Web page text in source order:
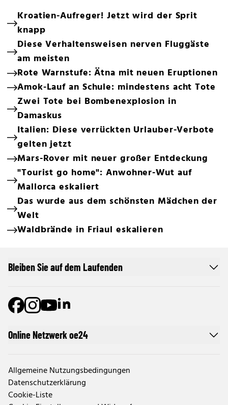
Kroatien-Aufreger! Jetzt wird der Sprit
knapp
Diese Verhaltensweisen nerven Fluggäste
am meisten
Rote Warnstufe: Ätna mit neuen Eruptionen
Amok-Lauf an Schule: mindestens acht Tote
Zwei Tote bei Bombenexplosion in
Damaskus
Italien: Diese verrückten Urlauber-Verbote
gelten jetzt
Mars-Rover mit neuer großer Entdeckung
"Tourist go home": Anwohner-Wut auf
Mallorca eskaliert
Das wurde aus dem schönsten Mädchen der
Welt
Waldbrände in Friaul eskalieren
Online Netzwerk oe24
Allgemeine Nutzungsbedingungen
Datenschutzerklärung
Cookie-Liste
Bleiben Sie auf dem Laufenden